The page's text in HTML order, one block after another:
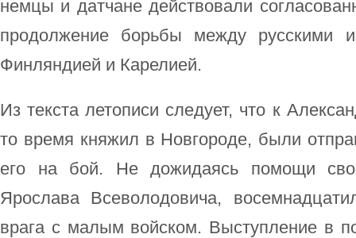
немцы и датчане действовали
продолжение борьбы между русскими
Финляндией и Карелией.
Из текста летописи следует, что к
то время княжил в Новгороде, были
его на бой. Не дожидаясь помощи
Ярослава Всеволодовича,
врага с малым войском. Выступление в